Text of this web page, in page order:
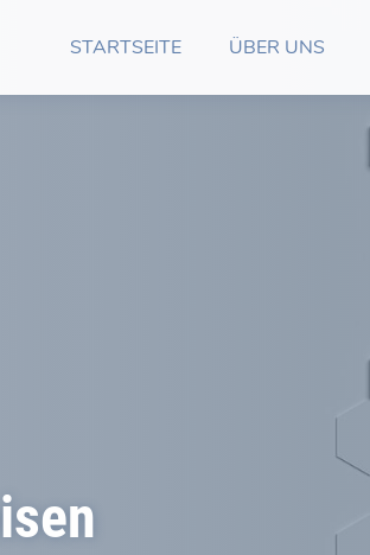
STARTSEITE ÜBER UNS